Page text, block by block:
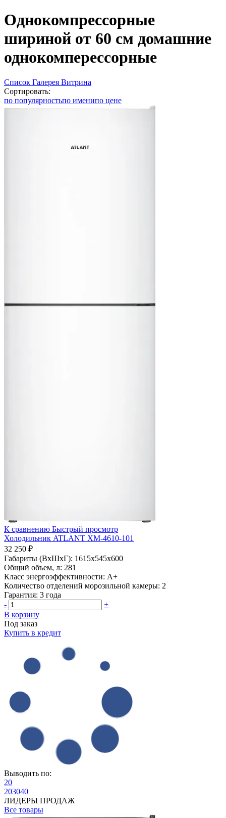
Однокомпрессорные
шириной от 60 см домашние
однокомперессорные
Список Галерея Витрина
Сортировать:
по популярностьпо именипо цене
К сравнению Быстрый просмотр
Холодильник ATLANT ХМ-4610-101
32 250 ₽
Габариты (ВхШхГ): 1615x545x600
Общий объем, л: 281
Класс энергоэффективности: A+
Количество отделений морозильной камеры: 2
Гарантия: 3 года
-
+
В корзину
Под заказ
Купить в кредит
Выводить по:
20
203040
ЛИДЕРЫ ПРОДАЖ
Все товары